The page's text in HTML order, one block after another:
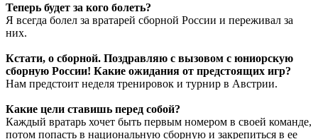
Теперь будет за кого болеть?
Я всегда болел за вратарей сборной России и переживал за
них.
Кстати, о сборной. Поздравляю с вызовом с юниорскую
сборную России! Какие ожидания от предстоящих игр?
Нам предстоит неделя тренировок и турнир в Австрии.
Какие цели ставишь перед собой?
Каждый вратарь хочет быть первым номером в своей команде,
потом попасть в национальную сборную и закрепиться в ее